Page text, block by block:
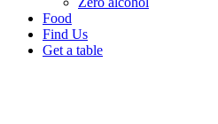
Food
Find Us
Get a table